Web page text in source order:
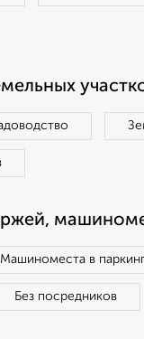
Машиноместа в
Без посредников